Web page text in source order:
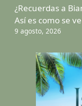
¿Recuerdas a
Así es como se
9 agosto, 2026